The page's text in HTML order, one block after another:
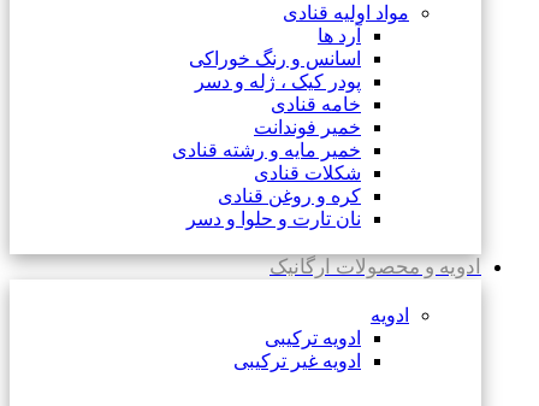
مواد اولیه قنادی
آرد ها
اسانس و رنگ خوراکی
پودر کیک ، ژله و دسر
خامه قنادی
خمیر فوندانت
خمیر مایه و رشته قنادی
شکلات قنادی
کره و روغن قنادی
نان تارت و حلوا و دسر
ادویه و محصولات ارگانیک
ادویه
ادویه ترکیبی
ادویه غیر ترکیبی